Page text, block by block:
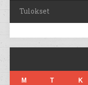
Tulokset
M T K